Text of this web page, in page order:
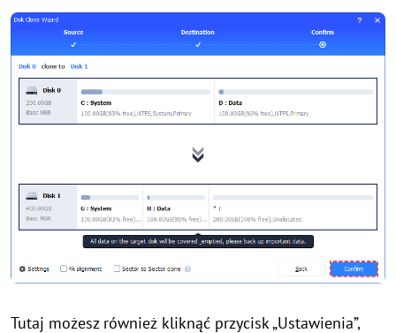
Tutaj możesz również kliknąć przycisk „Ustawienia”,